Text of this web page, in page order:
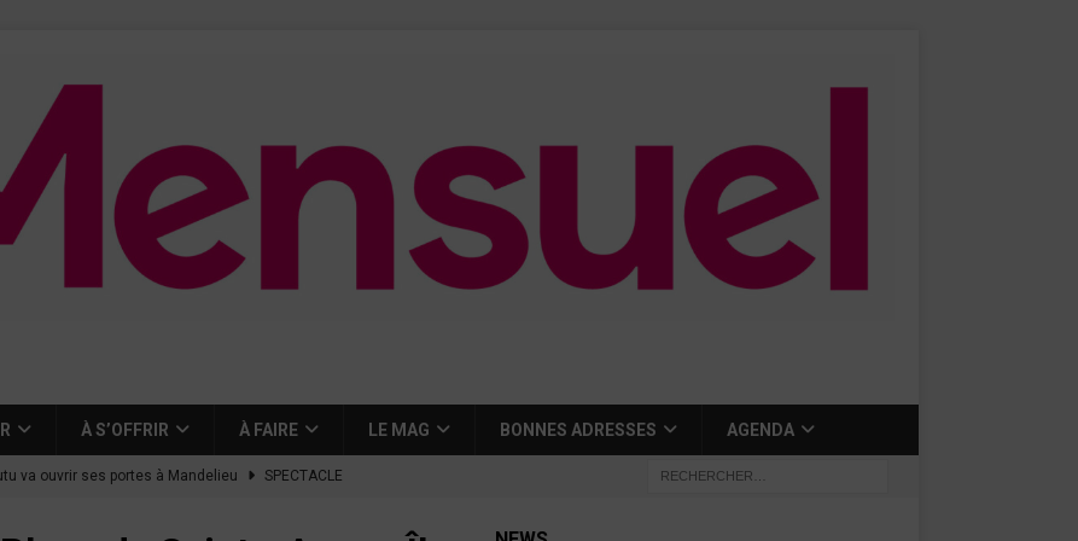
À S’OFFRIR À FAIRE LE MAG BONNES ADRESSES AGENDA
va ouvrir ses portes à Mandelieu SPECTACLE